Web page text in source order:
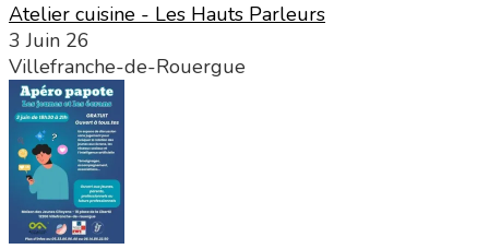
Atelier cuisine - Les Hauts Parleurs
3 Juin 26
Villefranche-de-Rouergue